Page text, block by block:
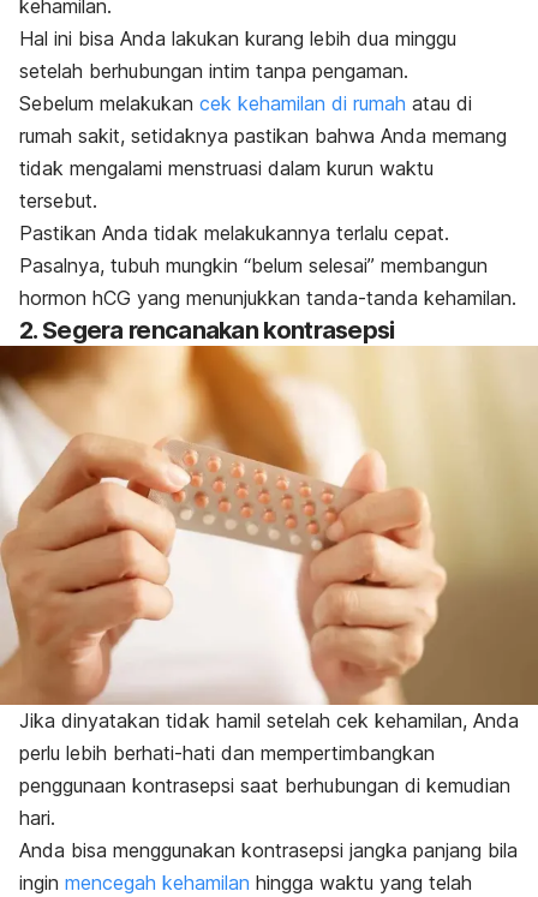
kehamilan.
Hal ini bisa Anda lakukan kurang lebih dua minggu
setelah berhubungan intim tanpa pengaman.
Sebelum melakukan cek kehamilan di rumah atau di
rumah sakit, setidaknya pastikan bahwa Anda memang
tidak mengalami menstruasi dalam kurun waktu
tersebut.
Pastikan Anda tidak melakukannya terlalu cepat.
Pasalnya, tubuh mungkin “belum selesai” membangun
hormon hCG yang menunjukkan tanda-tanda kehamilan.
2. Segera rencanakan kontrasepsi
Jika dinyatakan tidak hamil setelah cek kehamilan, Anda
perlu lebih berhati-hati dan mempertimbangkan
penggunaan kontrasepsi saat berhubungan di kemudian
hari.
Anda bisa menggunakan kontrasepsi jangka panjang bila
ingin mencegah kehamilan hingga waktu yang telah